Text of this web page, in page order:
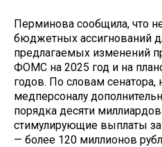
Перминова сообщила, что
бюджетных ассигнований
предлагаемых изменений
ФОМС на 2025 год и на
годов. По словам сенатора,
медперсоналу
порядка десяти
стимулирующие выплаты
— более 120 миллионов